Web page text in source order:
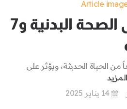
آثار التوتر على الصحة البدنية و7
من الحياة الحديثة، ويؤثر على
المزيد
14 يناير 2025